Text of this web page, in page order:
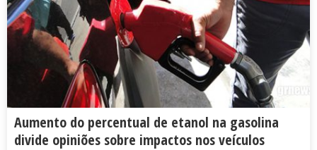
Aumento do percentual de etanol na gasolina
divide opiniões sobre impactos nos veículos